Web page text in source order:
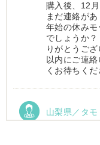
購入後、12
まだ連絡が
年始の休みモ
でしょうか
りがとうご
以内にご連
くお待ちくだ
山梨県／タモ